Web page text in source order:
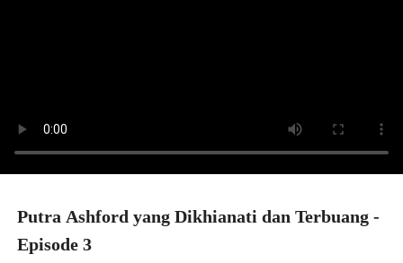
Putra Ashford yang Dikhianati dan Terbuang -
Episode 3